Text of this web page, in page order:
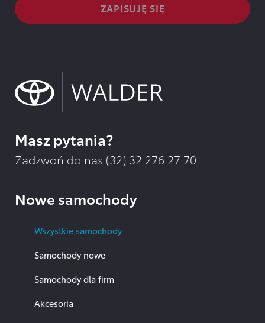
Masz pytania?
Zadzwoń do nas (32) 32 276 27 70
Nowe samochody
Wszystkie samochody
Samochody nowe
Samochody dla firm
Akcesoria